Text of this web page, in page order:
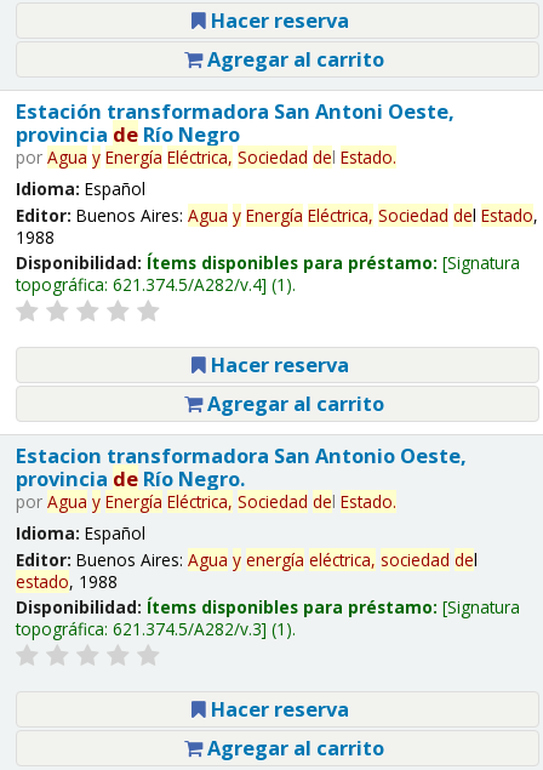
Hacer reserva
Agregar al carrito
Estación transformadora San Antoni Oeste,
provincia deRío Negro
por Agua y Energía Eléctrica, Sociedad del Estado.
Idioma: Español
Editor: Buenos Aires: Agua y Energía Eléctrica, Sociedad del Estado,
1988
Disponibilidad: Ítems disponibles para préstamo: Signatura
topográfica: 621.374.5/A282/v.4 (1).
Hacer reserva
Agregar al carrito
Estacion transformadora San Antonio Oeste,
provincia deRío Negro.
por Agua y Energía Eléctrica, Sociedad del Estado.
Idioma: Español
Editor: Buenos Aires: Agua y energía eléctrica, sociedad del
estado, 1988
Disponibilidad: Ítems disponibles para préstamo: Signatura
topográfica: 621.374.5/A282/v.3 (1).
Hacer reserva
Agregar al carrito